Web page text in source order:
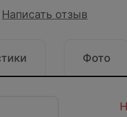
Написать отзыв
Фото